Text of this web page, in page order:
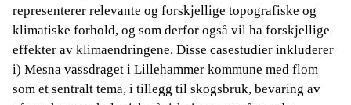
representerer relevante og forskjellige topografiske og
klimatiske forhold, og som derfor også vil ha forskjellige
effekter av klimaendringene. Disse casestudier inkluderer
i) Mesna vassdraget i Lillehammer kommune med flom
som et sentralt tema, i tillegg til skogsbruk, bevaring av